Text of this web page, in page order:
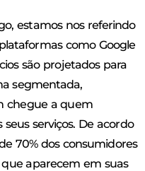
estamos nos referindo
como Google
são projetados para
segmentada,
chegue a quem
serviços. De acordo
70% dos consumidores
aparecem em suas